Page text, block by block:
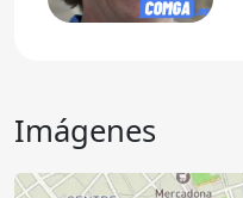
Imágenes